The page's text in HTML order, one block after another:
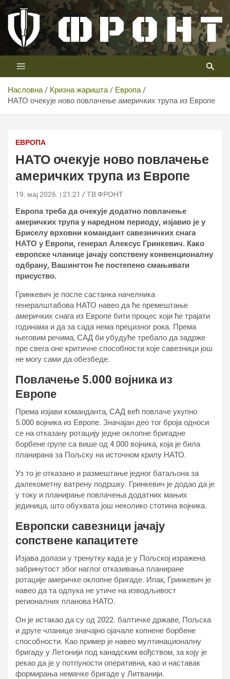
Скип
цонтент
Телевизија ФРОНТ
Први војни канал у Србији
Насловна Кризна жаришта
Европа
НАТО очекује ново повлачење америчких трупа из Европе
ЕВРОПА
НАТО очекује ново повлачење
америчких трупа из Европе
19. мај 2026. | 21:21 ТВ ФРОНТ
Европа треба да очекује додатно повлачење
америчких трупа у наредном периоду, изјавио је у
Бриселу врховни командант савезничких снага
НАТО у Европи, генерал Алексус Гринкевич. Како
европске чланице јачају сопствену конвенционалну
одбрану, Вашингтон ће постепено смањивати
присуство.
Гринкевич је после састанка начелника
генералштабова НАТО навео да ће премештање
америчких снага из Европе бити процес који ће трајати
годинама и да за сада нема прецизног рока. Према
његовим речима, САД би убудуће требало да задрже
пре свега оне критичне способности које савезници још
не могу сами да обезбеде.
Повлачење 5.000 војника из
Европе
Према изјави команданта, САД већ повлаче укупно
5.000 војника из Европе. Значајан део тог броја односи
се на отказану ротацију једне оклопне бригадне
борбене групе са више од 4.000 војника, која је била
планирана за Пољску на источном крилу НАТО.
Уз то је отказано и размештање једног батаљона за
далекометну ватрену подршку. Гринкевич је додао да је
у току и планирање повлачења додатних мањих
јединица, што обухвата још неколико стотина војника.
Европски савезници јачају
сопствене капацитете
Изјава долази у тренутку када је у Пољској изражена
забринутост због наглог отказивања планиране
ротације америчке оклопне бригаде. Ипак, Гринкевич је
навео да та одлука не утиче на изводљивост
регионалних планова НАТО.
Он је истакао да су од 2022. балтичке државе, Пољска
и друге чланице значајно ојачале копнене борбене
способности. Као пример је навео мултинационалну
бригаду у Летонији под канадским вођством, за коју је
рекао да је у потпуности оперативна, као и наставак
формирања немачке бригаде у Литванији.